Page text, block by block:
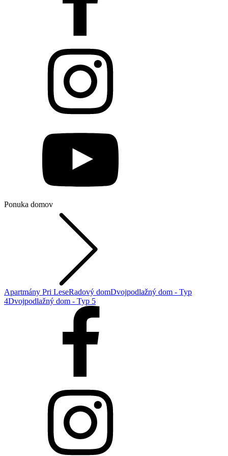
Ponuka domov
Apartmány Pri LeseRadový domDvojpodlažný dom - Typ
4Dvojpodlažný dom - Typ 5